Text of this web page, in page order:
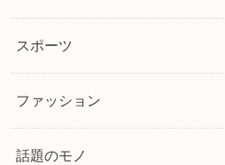
スポーツ
ファッション
話題のモノ